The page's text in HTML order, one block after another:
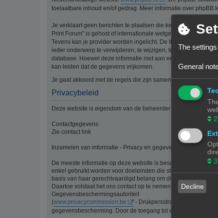
toelaatbare inhoud en/of gedrag. Meer informatie over phpBB
Je verklaart geen berichten te plaatsen die kwetsend,
Print Forum” is gehost of internationale wetgeving kunnen
Tevens kan je provider worden ingelicht. De IP-adressen van
ieder onderwerp te verwijderen, te wijzigen, te sluiten of te
database. Hoewel deze informatie niet aan een derde partij
kan leiden dat de gegevens vrijkomen.
Je gaat akkoord met de regels die zijn samengesteld door de
Privacybeleid
Deze website is eigendom van de beheerder van
Contactgegevens:
Zie contact link
Inzamelen van informatie - Privacy en gegevensbescherming
De meeste informatie op deze website is beschikbaar zonder
enkel gebruikt worden voor doeleinden die strikt aansluiten
basis van haar gerechtvaardigd belang om diensten te
Daartoe volstaat het ons contact op te nemen via de contact
Gegevensbeschermingsautoriteit
(www.privacycommission.be
- Drukpersstraat 35 te 1000
gegevensbescherming. Door de toegang tot en het gebruik
The
General
2
3
Decline